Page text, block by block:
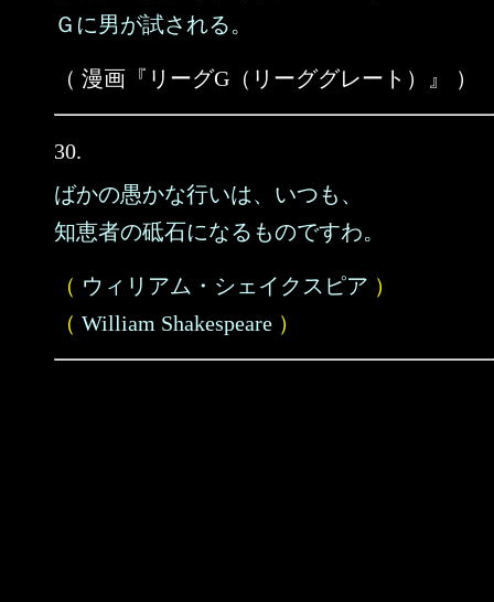
Ｇに男が試される。
（ 漫画『リーグG（リーググレート）』 ）
30.
ばかの愚かな行いは、いつも、
知恵者の砥石になるものですわ。
（ ウィリアム・シェイクスピア ）
（ William Shakespeare ）